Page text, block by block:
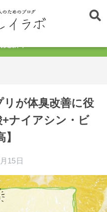
リが体臭改善に役
ナイアシン・ビ
15日